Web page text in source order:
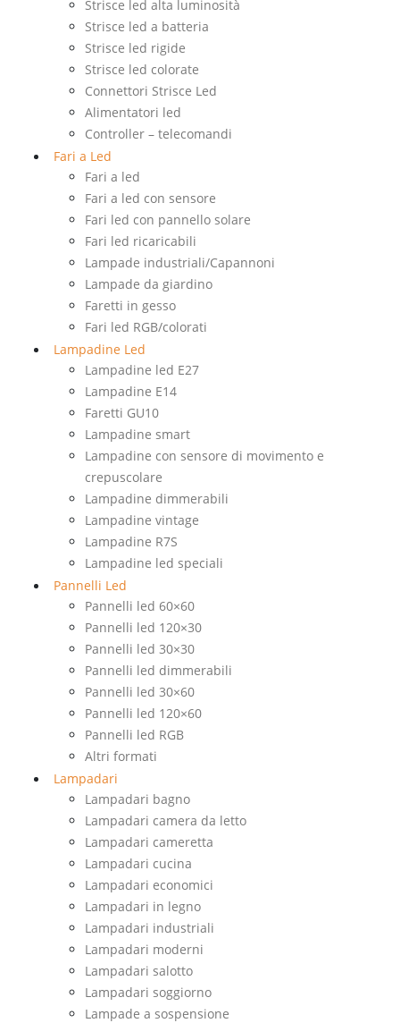
Strisce led alta luminosità
Strisce led a batteria
Strisce led rigide
Strisce led colorate
Connettori Strisce Led
Alimentatori led
Controller – telecomandi
Fari a Led
Fari a led
Fari a led con sensore
Fari led con pannello solare
Fari led ricaricabili
Lampade industriali/Capannoni
Lampade da giardino
Faretti in gesso
Fari led RGB/colorati
Lampadine Led
Lampadine led E27
Lampadine E14
Faretti GU10
Lampadine smart
Lampadine con sensore di movimento e
crepuscolare
Lampadine dimmerabili
Lampadine vintage
Lampadine R7S
Lampadine led speciali
Pannelli Led
Pannelli led 60×60
Pannelli led 120×30
Pannelli led 30×30
Pannelli led dimmerabili
Pannelli led 30×60
Pannelli led 120×60
Pannelli led RGB
Altri formati
Lampadari
Lampadari bagno
Lampadari camera da letto
Lampadari cameretta
Lampadari cucina
Lampadari economici
Lampadari in legno
Lampadari industriali
Lampadari moderni
Lampadari salotto
Lampadari soggiorno
Lampade a sospensione